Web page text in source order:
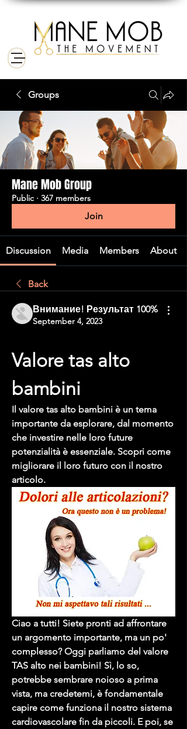
Groups
Mane Mob Group
Public · 367 members
Join
Discussion Media Members About
Back
Внимание! Результат 100%
September 4, 2023
Valore tas alto
bambini
Il valore tas alto bambini è un tema
importante da esplorare, dal momento
che investire nelle loro future
potenzialità è essenziale. Scopri come
migliorare il loro futuro con il nostro
articolo.
Ciao a tutti! Siete pronti ad affrontare
un argomento importante, ma un po'
complesso? Oggi parliamo del valore
TAS alto nei bambini! Sì, lo so,
potrebbe sembrare noioso a prima
vista, ma credetemi, è fondamentale
capire come funziona il nostro sistema
cardiovascolare fin da piccoli. E poi, se